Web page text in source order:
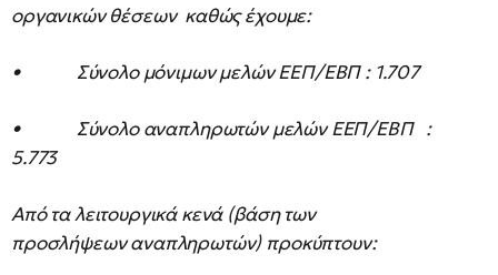
οργανικών θέσεων καθώς έχουμε:
• Σύνολο μόνιμων μελών ΕΕΠ/ΕΒΠ : 1.707
• Σύνολο αναπληρωτών μελών ΕΕΠ/ΕΒΠ :
5.773
Από τα λειτουργικά κενά (βάση των
προσλήψεων αναπληρωτών) προκύπτουν: